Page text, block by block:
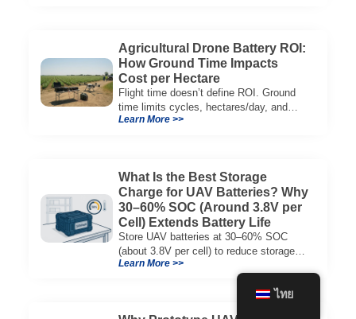
Agricultural Drone Battery ROI:
How Ground Time Impacts
Cost per Hectare
Flight time doesn’t define ROI. Ground
time limits cycles, hectares/day, and
cost per hectare—here’s the evaluation
Learn More >>
What Is the Best Storage
Charge for UAV Batteries? Why
30–60% SOC (Around 3.8V per
Cell) Extends Battery Life
Store UAV batteries at 30–60% SOC
(about 3.8V per cell) to reduce storage
aging, preserve capacity, and extend
Learn More >>
ไทย